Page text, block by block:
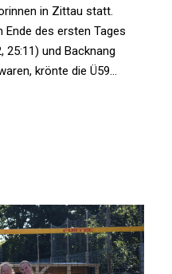
in Zittau statt.
Ende des ersten Tages
25:11) und Backnang
krönte die Ü59...